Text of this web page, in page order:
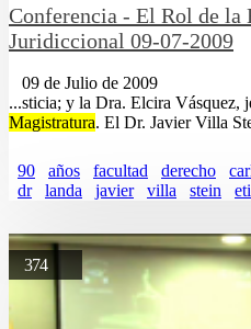
Conferencia - El Rol de la
Juridiccional 09-07-2009
09 de Julio de 2009
...sticia; y la Dra. Elcira Vásquez,
Magistratura. El Dr. Javier Villa
90 años facultad derecho
dr
landa javier villa stein
374